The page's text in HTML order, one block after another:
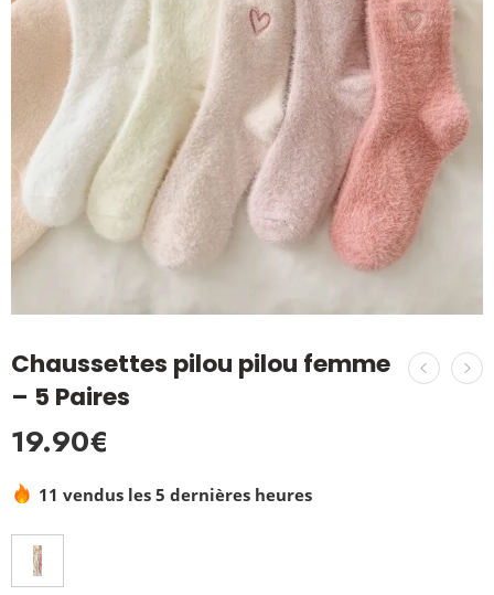
Chaussettes pilou pilou femme
– 5 Paires
19.90€
11 vendus les 5 dernières heures